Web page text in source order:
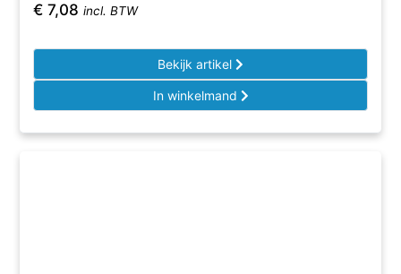
€ 7,08 incl. BTW
Bekijk artikel
In winkelmand